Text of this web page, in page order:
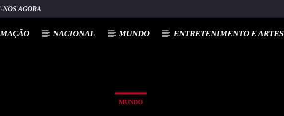
NOS AGORA
NACIONAL MUNDO ENTRETENIMENTO E ARTES
MUNDO